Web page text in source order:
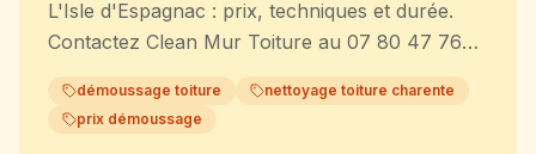
L'Isle d'Espagnac : prix, techniques et durée.
Contactez Clean Mur Toiture au 07 80 47 76
démoussage toiture
nettoyage toiture charente
prix démoussage